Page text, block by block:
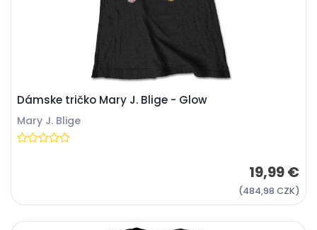
Dámske tričko Mary J. Blige - Glow
Mary J. Blige
19,99 €
(484,98 CZK)